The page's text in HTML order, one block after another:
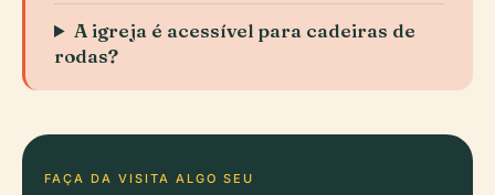
A igreja é acessível para cadeiras de
rodas?
FAÇA DA VISITA ALGO SEU